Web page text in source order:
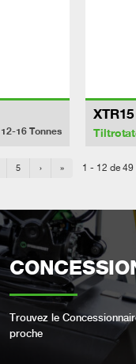
12-16Tonnes
XTR15
5 › » 1 - 12 de
Trouvez le
proche